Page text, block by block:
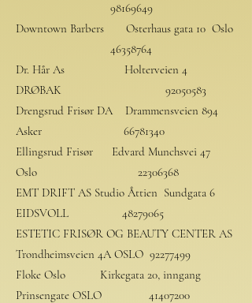
98169649
Downtown Barbers Osterhaus gata 10 Oslo
46358764
Dr. Hår As Holterveien 4
DRØBAK 92050583
Drengsrud Frisør DA Drammensveien 894
Asker 66781340
Ellingsrud Frisør Edvard Munchsvei 47
Oslo 22306368
EMT DRIFT AS Studio Åttien Sundgata 6
EIDSVOLL 48279065
ESTETIC FRISØR OG BEAUTY CENTER AS
Trondheimsveien 4A OSLO 92277499
Floke Oslo Kirkegata 20, inngang
Prinsengate OSLO 41407200